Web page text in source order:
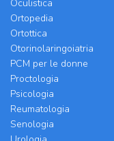
Oculistica
Ortopedia
Ortottica
Otorinolaringoiatria
PCM per le donne
Proctologia
Psicologia
Reumatologia
Senologia